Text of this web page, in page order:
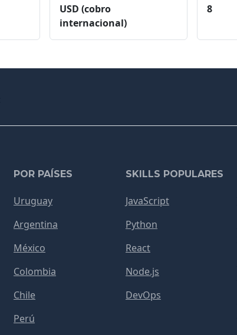
USD (cobro
internacional)
8
POR PAÍSES
Uruguay
Argentina
México
Colombia
Chile
Perú
SKILLS POPULARES
JavaScript
Python
React
Node.js
DevOps